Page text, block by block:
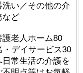
い／その他の介
など
老人ホーム80
デイサービス30
常生活の介護を